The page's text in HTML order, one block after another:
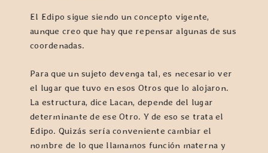
El Edipo sigue siendo un concepto vigente,
aunque creo que hay que repensar algunas de sus
coordenadas.
Para que un sujeto devenga tal, es necesario ver
el lugar que tuvo en esos Otros que lo alojaron.
La estructura, dice Lacan, depende del lugar
determinante de ese Otro. Y de eso se trata el
Edipo. Quizás sería conveniente cambiar el
nombre de lo que llamamos función materna y